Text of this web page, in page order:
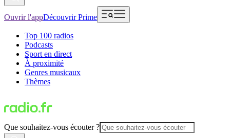
Ouvrir l'appDécouvrir Prime
Top 100 radios
Podcasts
Sport en direct
À proximité
Genres musicaux
Thèmes
Que souhaitez-vous écouter ?